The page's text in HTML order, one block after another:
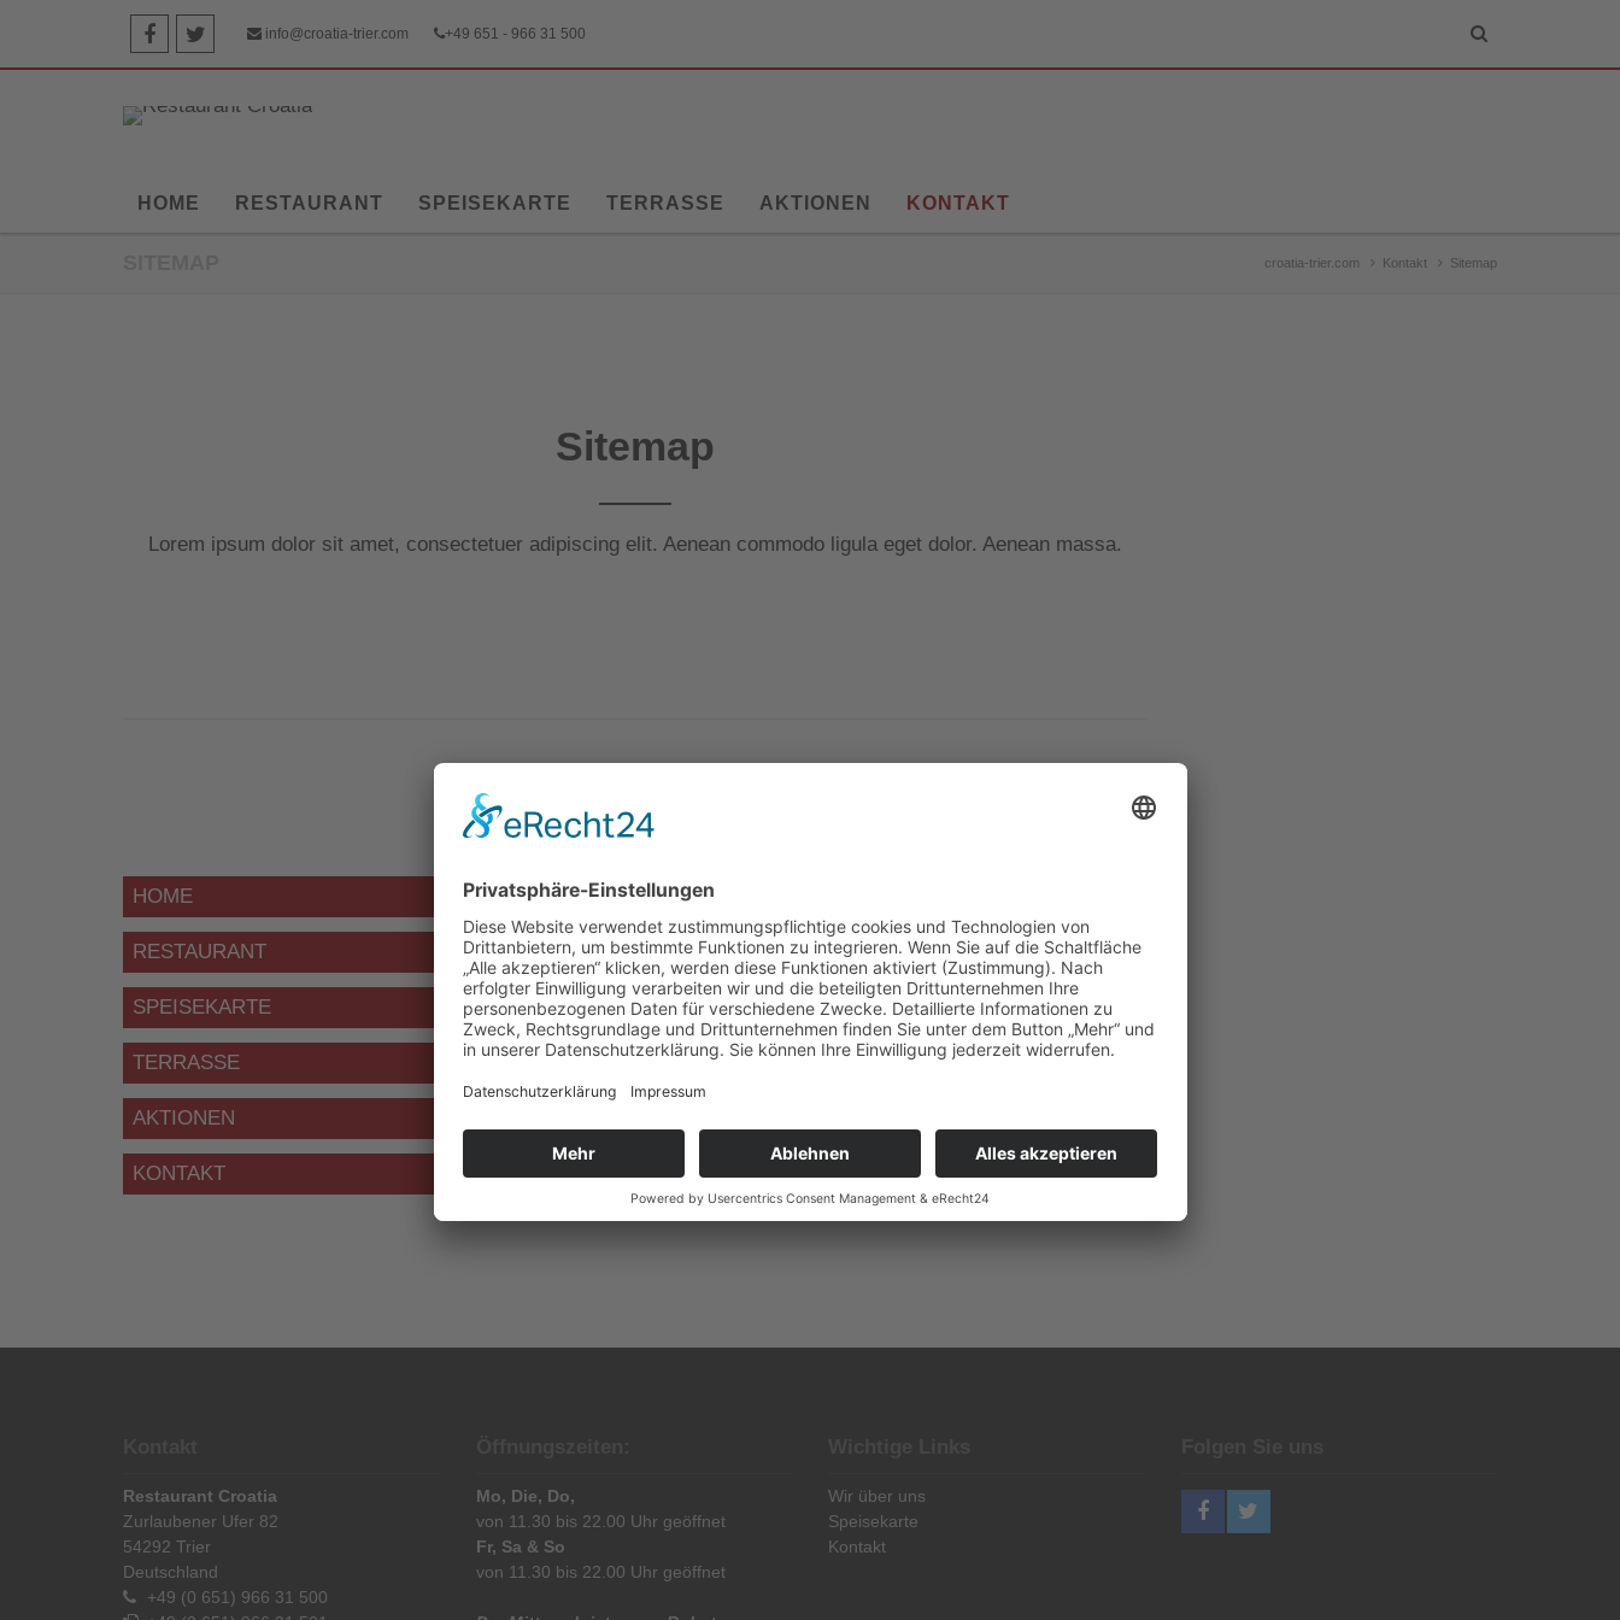
info@croatia-trier.com +49 651 - 966 31 500
HOME RESTAURANT SPEISEKARTE TERRASSE AKTIONEN KONTAKT
croatia-trier.com Kontakt Sitemap
Sitemap
Lorem ipsum dolor sit amet, consectetuer adipiscing elit. Aenean commodo ligula eget dolor. Aenean massa.
HOME
RESTAURANT
SPEISEKARTE
TERRASSE
AKTIONEN
KONTAKT
Restaurant Croatia
Zurlaubener Ufer 82
54292 Trier
Deutschland
+49 (0 651) 966 31 500
Mo, Die, Do,
von 11.30 bis 22.00 Uhr geöffnet
Fr, Sa & So
von 11.30 bis 22.00 Uhr geöffnet
Wir über uns
Speisekarte
Kontakt